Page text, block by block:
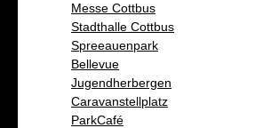
Messe Cottbus
Stadthalle Cottbus
Spreeauenpark
Bellevue
Jugendherbergen
Caravanstellplatz
ParkCafé